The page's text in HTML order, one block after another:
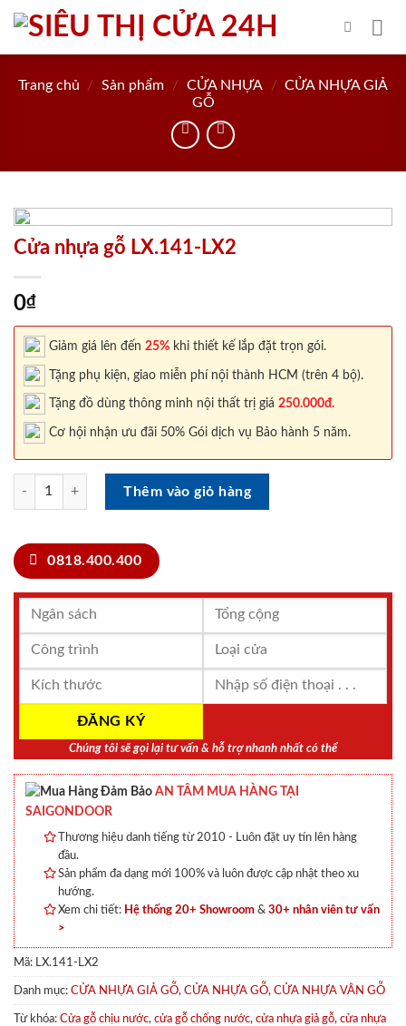
Skip
content
Trang chủ / Sản phẩm / CỬA NHỰA / CỬA NHỰA GIẢ
GỖ
Cửa nhựa gỗ LX.141-LX2
0₫
Giảm giá lên đến 25% khi thiết kế lắp đặt trọn gói.
Tặng phụ kiện, giao miễn phí nội thành HCM (trên 4 bộ).
Tặng đồ dùng thông minh nội thất trị giá 250.000đ.
Cơ hội nhận ưu đãi 50% Gói dịch vụ Bảo hành 5 năm.
Cửa nhựa gỗ LX.141-LX2 số lượng
Thêm vào giỏ hàng
0818.400.400
Chúng tôi sẽ gọi lại tư vấn & hỗ trợ nhanh nhất có thể
AN TÂM MUA HÀNG TẠI
SAIGONDOOR
Thương hiệu danh tiếng từ 2010 - Luôn đặt uy tín lên hàng
đầu.
Sản phẩm đa dạng mới 100% và luôn được cập nhật theo xu
hướng.
Xem chi tiết: Hệ thống 20+ Showroom & 30+ nhân viên tư vấn
>
Mã: LX.141-LX2
Danh mục: CỬA NHỰA GIẢ GỖ, CỬA NHỰA GỖ, CỬA NHỰA VÂN GỖ
Từ khóa: Cửa gỗ chịu nước, cửa gỗ chống nước, cửa nhựa giả gỗ, cửa nhựa